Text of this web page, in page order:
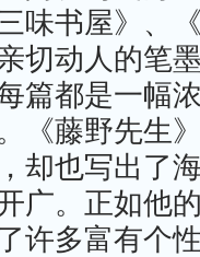
味书屋》、
切动人的笔
篇都是一幅
《藤野先生
却也写出了
广。正如他
许多富有个